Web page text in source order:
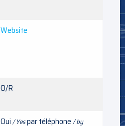
Website
O/R
Oui/ Yespar téléphone/ by